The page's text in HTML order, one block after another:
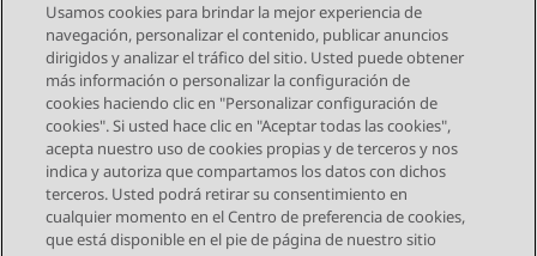
Send Feedback
Navegación de tema
Tema anterior Tema siguiente
Usamos cookies para brindar la mejor experiencia de
navegación, personalizar el contenido, publicar anuncios
dirigidos y analizar el tráfico del sitio. Usted puede obtener
más información o personalizar la configuración de
cookies haciendo clic en "Personalizar configuración de
cookies". Si usted hace clic en "Aceptar todas las cookies",
acepta nuestro uso de cookies propias y de terceros y nos
indica y autoriza que compartamos los datos con dichos
terceros. Usted podrá retirar su consentimiento en
cualquier momento en el Centro de preferencia de cookies,
que está disponible en el pie de página de nuestro sitio